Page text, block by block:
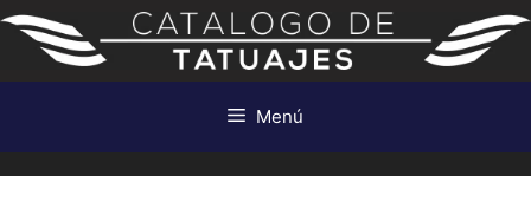
Saltar
contenido
Menú